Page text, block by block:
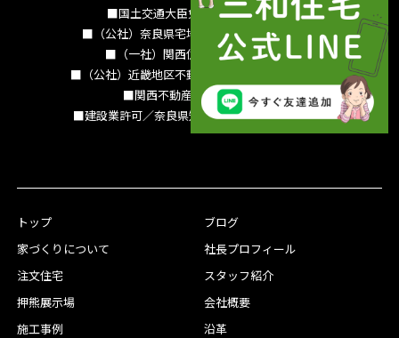
■国土交通大臣免許（15）994号
■（公社）奈良県宅地建物取引業協会会員
■（一社）関西住宅産業協会会員
■（公社）近畿地区不動産公正取引協議会加盟
■関西不動産情報センター
■建設業許可／奈良県知事（特-3）第13786号
トップ
家づくりについて
注文住宅
押熊展示場
施工事例
ブログ
社長プロフィール
スタッフ紹介
会社概要
沿革